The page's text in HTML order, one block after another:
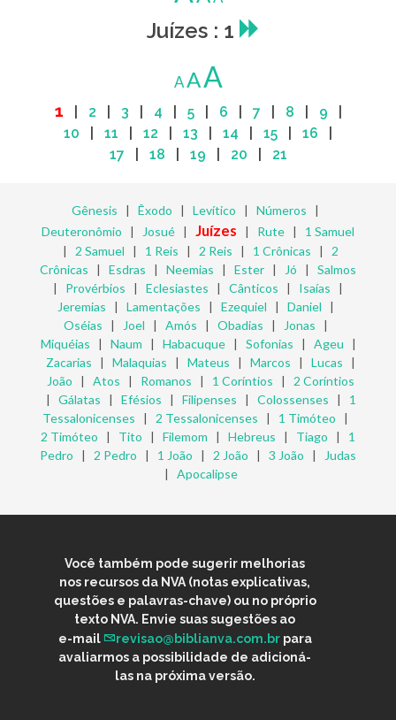
Juízes : 1
AAA
1 2 3 4 5| 6 7 8 9
10
11 12 13 14 15 16
17
18 19 20 21
Gênesis | Êxodo | Levítico | Números |
Deuteronômio | Josué | Juízes | Rute | 1 Samuel
| 2 Samuel | 1 Reis | 2 Reis | 1 Crônicas | 2
Crônicas | Esdras | Neemias | Ester | Jó | Salmos
| Provérbios | Eclesiastes | Cânticos | Isaías |
Jeremias | Lamentações | Ezequiel | Daniel |
Oséias | Joel | Amós | Obadias | Jonas |
Miquéias | Naum | Habacuque| Sofonias | Ageu |
Zacarias | Malaquias | Mateus | Marcos | Lucas |
João | Atos | Romanos | 1 Coríntios | 2 Coríntios
| Gálatas | Efésios | Filipenses | Colossenses | 1
Tessalonicenses | 2 Tessalonicenses | 1 Timóteo |
2 Timóteo | Tito | Filemom | Hebreus | Tiago | 1
Pedro | 2 Pedro | 1 João | 2 João | 3 João |
Judas
| Apocalipse
Você também pode sugerir melhorias
nos recursos da NVA (notas explicativas,
questões e palavras-chave) ou no próprio
texto NVA. Envie suas sugestões ao
e-mail
revisao@biblianva.com.br para
avaliarmos a possibilidade de adicioná-
las na próxima versão.